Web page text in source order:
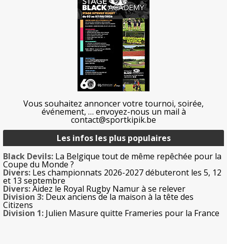
Vous souhaitez annoncer votre tournoi, soirée,
événement, … envoyez-nous un mail à
contact@sportkipik.be
Les infos les plus populaires
Black Devils: La Belgique tout de même repêchée pour la
Coupe du Monde ?
Divers: Les championnats 2026-2027 débuteront les 5, 12
et 13 septembre
Divers:Aidez le Royal Rugby Namur à se relever
Division 3: Deux anciens de la maison à la tête des
Citizens
Division 1: Julien Masure quitte Frameries pour la France